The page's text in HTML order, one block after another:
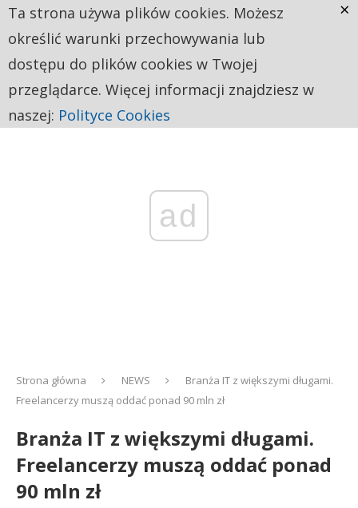
ad
Strona główna NEWS
Branża IT z większymi długami.
Freelancerzy muszą oddać ponad 90 mln zł
Branża IT z większymi długami.
Freelancerzy muszą oddać ponad
90 mln zł
Ta strona używa plików cookies. Możesz
określić warunki przechowywania lub
dostępu do plików cookies w Twojej
przeglądarce. Więcej informacji znajdziesz w
naszej: Polityce Cookies
×